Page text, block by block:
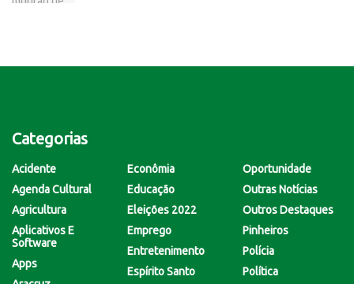
Categorias
Acidente
Agenda Cultural
Agricultura
Aplicativos E
Software
Apps
Econômia
Educação
Eleições 2022
Emprego
Entretenimento
Espírito Santo
Oportunidade
Outras Notícias
Outros Destaques
Pinheiros
Polícia
Política